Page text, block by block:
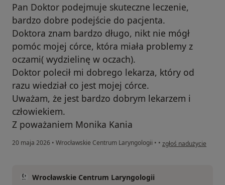
Pan Doktor podejmuje skuteczne leczenie,
bardzo dobre podejście do pacjenta.
Doktora znam bardzo długo, nikt nie mógł
pomóc mojej córce, która miała problemy z
oczami( wydzielinę w oczach).
Doktor polecił mi dobrego lekarza, który od
razu wiedział co jest mojej córce.
Uważam, że jest bardzo dobrym lekarzem i
człowiekiem.
Z poważaniem Monika Kania
20 maja 2026 • Wrocławskie Centrum Laryngologii • • w opinii użytkownika
zgłoś nadużycie
Wrocławskie Centrum Laryngologii